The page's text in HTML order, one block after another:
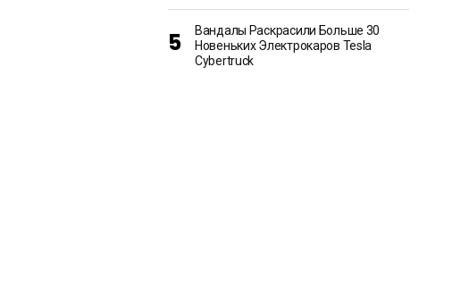
Вандалы Раскрасили Больше 30
Новеньких Электрокаров Tesla
Cybertruck